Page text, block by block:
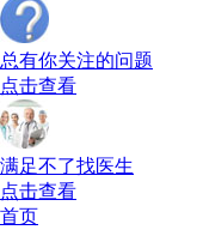
总有你关注的问题
点击查看
满足不了找医生
点击查看
首页